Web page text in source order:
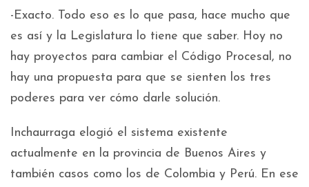
-Exacto. Todo eso es lo que pasa, hace mucho que
es así y la Legislatura lo tiene que saber. Hoy no
hay proyectos para cambiar el Código Procesal, no
hay una propuesta para que se sienten los tres
poderes para ver cómo darle solución.
Inchaurraga elogió el sistema existente
actualmente en la provincia de Buenos Aires y
también casos como los de Colombia y Perú. En ese